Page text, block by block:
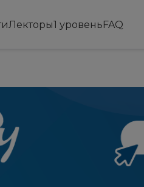
Лекторы1 уровеньFAQ